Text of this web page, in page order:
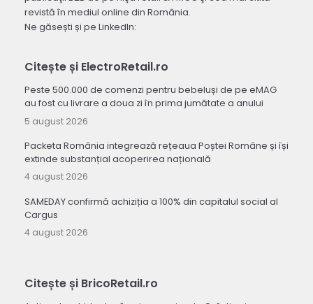
revistă în mediul online din România.
Ne găsești și pe LinkedIn:
Citește și ElectroRetail.ro
Peste 500.000 de comenzi pentru bebeluși de pe eMAG
au fost cu livrare a doua zi în prima jumătate a anului
5 august 2026
Packeta România integrează rețeaua Poștei Române și își
extinde substanțial acoperirea națională
4 august 2026
SAMEDAY confirmă achiziția a 100% din capitalul social al
Cargus
4 august 2026
Citește și BricoRetail.ro